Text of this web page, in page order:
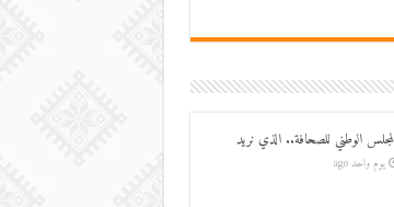
الوطني للصحافة.. الذي نريد
يوم واحد ago